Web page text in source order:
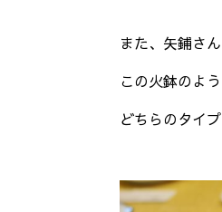
また、矢鋪さ
この火鉢のよ
どちらのタイ